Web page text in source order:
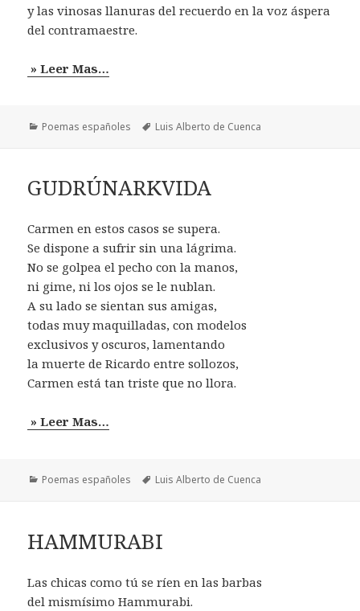
y las vinosas llanuras del recuerdo en la voz áspera
del contramaestre.
» Leer Mas…
Categorías
Poemas españoles Etiquetas
Luis Alberto de Cuenca
GUDRÚNARKVIDA
Carmen en estos casos se supera.
Se dispone a sufrir sin una lágrima.
No se golpea el pecho con la manos,
ni gime, ni los ojos se le nublan.
A su lado se sientan sus amigas,
todas muy maquilladas, con modelos
exclusivos y oscuros, lamentando
la muerte de Ricardo entre sollozos,
Carmen está tan triste que no llora.
» Leer Mas…
Categorías
Poemas españoles Etiquetas
Luis Alberto de Cuenca
HAMMURABI
Las chicas como tú se ríen en las barbas
del mismísimo Hammurabi.